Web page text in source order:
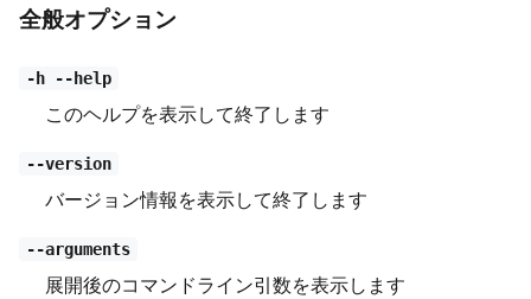
全般オプション
-h --help
このヘルプを表示して終了します
--version
バージョン情報を表示して終了します
--arguments
展開後のコマンドライン引数を表示します